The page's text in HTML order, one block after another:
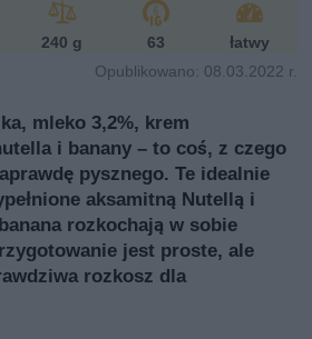
240 g 63
łatwy
Opublikowano: 08.03.2022 r.
mleko 3,2%, krem
i banany – to coś, z czego
pysznego. Te idealnie
aksamitną Nutellą i
rozkochają w sobie
jest proste, ale
rozkosz dla